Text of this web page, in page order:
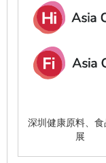
深圳健康原料、
展